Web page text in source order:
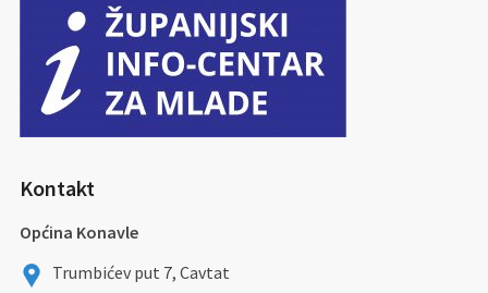
Kontakt
Općina Konavle
Trumbićev put 7, Cavtat